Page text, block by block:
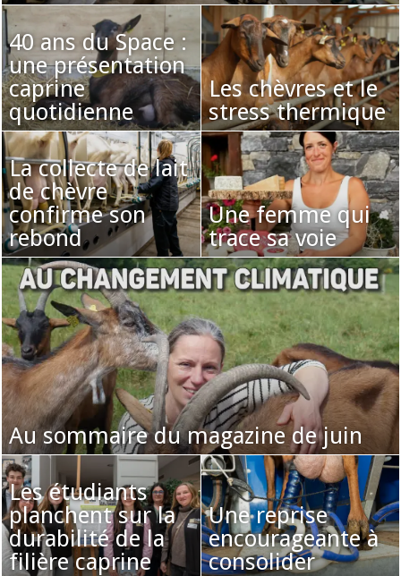
40 ans du Space :
une présentation
caprine
quotidienne
Les chèvres et le
stress thermique
La collecte de lait
de chèvre
confirme son
rebond
Une femme qui
trace sa voie
Au sommaire du magazine de juin
Les étudiants
planchent sur la
durabilité de la
filière caprine
Une reprise
encourageante à
consolider